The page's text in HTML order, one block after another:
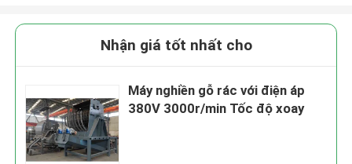
Nhận giá tốt nhất cho
Máy nghiền gỗ rác với điện áp
380V 3000r/min Tốc độ xoay